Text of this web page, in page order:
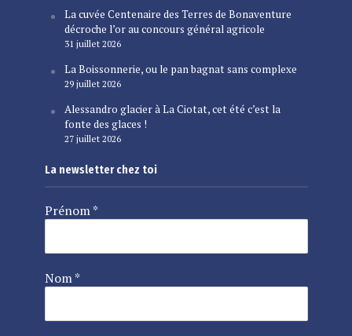
La cuvée Centenaire des Terres de Bonaventure
décroche l’or au concours général agricole
31 juillet 2026
La Boissonnerie, ou le pan bagnat sans complexe
29 juillet 2026
Alessandro glacier à La Ciotat, cet été c’est la
fonte des glaces !
27 juillet 2026
La newsletter chez toi
Prénom*
Nom*